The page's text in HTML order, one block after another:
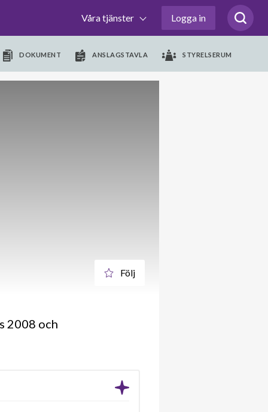
Våra tjänster Logga in
DOKUMENT ANSLAGSTAVLA STYRELSERUM
Följ
2008 och